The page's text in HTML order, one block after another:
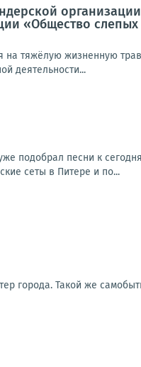
«Общество
на тяжёлую жизненную
деятельности...
подобрал песни к
сеты в Питере и по...
города. Такой же